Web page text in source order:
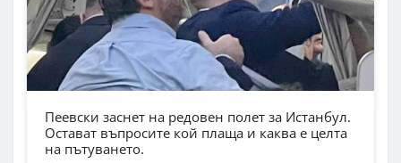
Пеевски заснет на редовен полет за Истанбул.
Остават въпросите кой плаща и каква е целта
на пътуването.